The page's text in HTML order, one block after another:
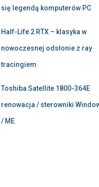
się legendą komputerów PC
Half-Life 2 RTX – klasyka w
nowoczesnej odsłonie z ray
tracingiem
Toshiba Satellite 1800-364E
renowacja / sterowniki
/ ME